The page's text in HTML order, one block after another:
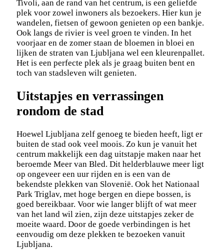
Tivoli, aan de rand van het centrum, is een geliefde
plek voor zowel inwoners als bezoekers. Hier kun je
wandelen, fietsen of gewoon genieten op een bankje.
Ook langs de rivier is veel groen te vinden. In het
voorjaar en de zomer staan de bloemen in bloei en
lijken de straten van Ljubljana wel een kleurenpallet.
Het is een perfecte plek als je graag buiten bent en
toch van stadsleven wilt genieten.
Uitstapjes en verrassingen
rondom de stad
Hoewel Ljubljana zelf genoeg te bieden heeft, ligt er
buiten de stad ook veel moois. Zo kun je vanuit het
centrum makkelijk een dag uitstapje maken naar het
beroemde Meer van Bled. Dit helderblauwe meer ligt
op ongeveer een uur rijden en is een van de
bekendste plekken van Slovenië. Ook het Nationaal
Park Triglav, met hoge bergen en diepe bossen, is
goed bereikbaar. Voor wie langer blijft of wat meer
van het land wil zien, zijn deze uitstapjes zeker de
moeite waard. Door de goede verbindingen is het
eenvoudig om deze plekken te bezoeken vanuit
Ljubljana.